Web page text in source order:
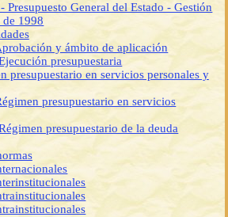
General del Estado - Gestión
1998
y ámbito de aplicación
presupuestaria
presupuestario en servicios personales y
presupuestario en servicios
presupuestario de la deuda